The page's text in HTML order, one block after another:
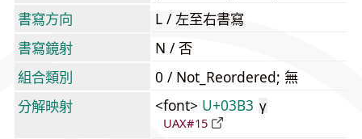
書寫方向
L / 左至右書寫
書寫鏡射
N / 否
組合類別
0 / Not_Reordered; 無
分解映射
<font> U+03B3 γ
UAX#15